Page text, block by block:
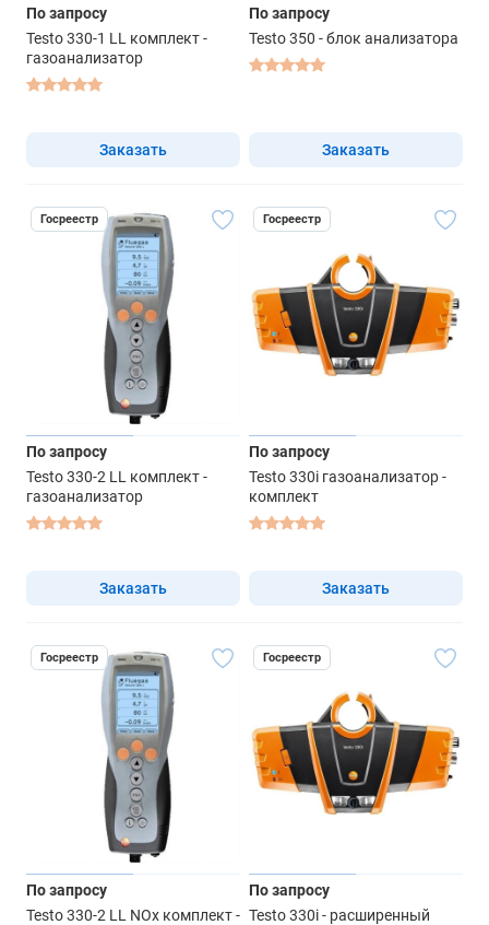
По запросу
Testo 330-1 LL комплект -
газоанализатор
Заказать
По запросу
Testo 350 - блок анализатора
Заказать
Госреестр
По запросу
Testo 330-2 LL комплект -
газоанализатор
Заказать
Госреестр
По запросу
Testo 330i газоанализатор -
комплект
Заказать
Госреестр
По запросу
Testo 330-2 LL NOx комплект -
Госреестр
По запросу
Testo 330i - расширенный